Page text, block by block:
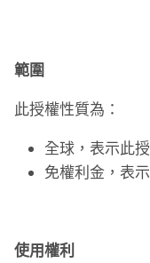
範圍
此授權性質為：
全球，表示此
免權利金，表
使用權利